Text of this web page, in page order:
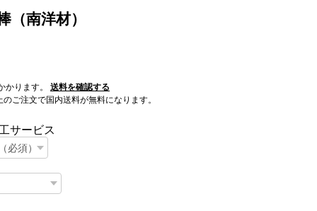
（南洋材）
ります。
送料を確認する
ご注文で国内送料が無料になります。
サービス